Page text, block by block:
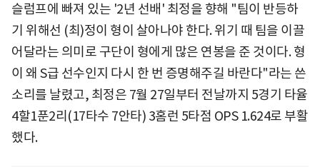
슬럼프에 빠져 있는 '2년 선배' 최정을 향해 "팀이 반등하
기 위해선 (최)정이 형이 살아나야 한다. 위기 때 팀을 이끌
어달라는 의미로 구단이 형에게 많은 연봉을 준 것이다. 형
이 왜 S급 선수인지 다시 한 번 증명해주길 바란다"라는 쓴
소리를 날렸고, 최정은 7월 27일부터 전날까지 5경기 타율
4할1푼2리(17타수 7안타) 3홈런 5타점 OPS 1.624로 부활
했다.